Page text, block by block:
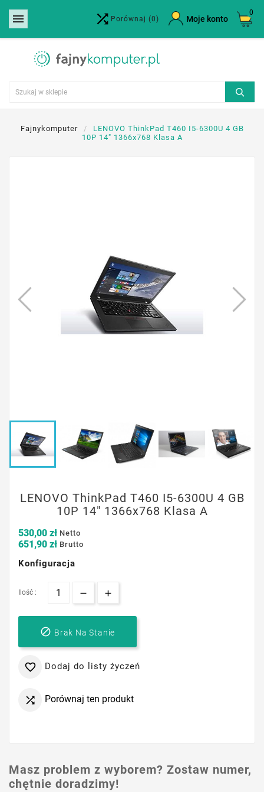
  Porównaj (0) Moje konto
0
Fajnykomputer
LENOVO ThinkPad T460 I5-6300U 4 GB
10P 14" 1366x768 Klasa A
LENOVO ThinkPad T460 I5-6300U 4 GB
10P 14" 1366x768 Klasa A
530,00 zł Netto
651,90 zł Brutto
Konfiguracja
Ilość :
 Brak Na Stanie
 Dodaj do listy życzeń
 Porównaj ten produkt
Masz problem z wyborem? Zostaw numer,
chętnie doradzimy!
Utwórz listę życzeń ×
Nazwa listy życzeń
Anuluj Utwórz listę życzeń